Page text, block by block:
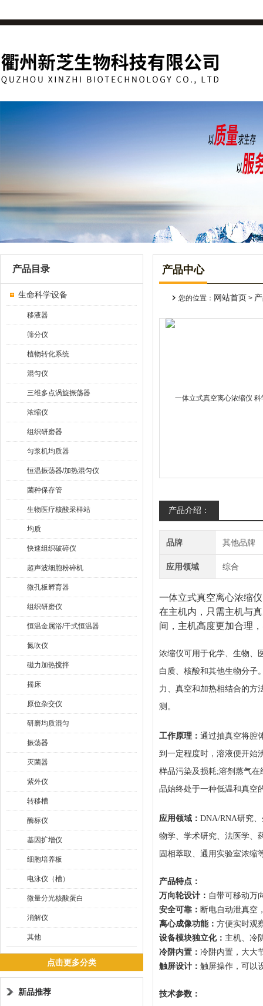
产品目录
生命科学设备
移液器
筛分仪
植物转化系统
混匀仪
三维多点涡旋振荡器
浓缩仪
组织研磨器
匀浆机均质器
恒温振荡器/加热混匀仪
菌种保存管
生物医疗核酸采样站
均质
快速组织破碎仪
超声波细胞粉碎机
微孔板孵育器
组织研磨仪
恒温金属浴/干式恒温器
氮吹仪
磁力加热搅拌
摇床
原位杂交仪
研磨均质混匀
振荡器
灭菌器
紫外仪
转移槽
酶标仪
基因扩增仪
细胞培养板
电泳仪（槽）
微量分光核酸蛋白
消解仪
其他
点击更多分类
新品推荐
产品中心
您的位置： 网站首页 >
产品介绍：
品牌 其他品牌
应用领域 综合
一体立式真空离心浓缩
在主机内，只需主机与
间，主机高度更加合理
浓缩仪可用于化学、生物、
白质、核酸和其他生物分子
力、真空和加热相结合的方
测。
工作原理： 通过抽真空将腔
到一定程度时，溶液便开始
样品污染及损耗;溶剂蒸气在
品始终处于一种低温和真空
应用领域： DNA/RNA研究
物学、学术研究、法医学、
固相萃取、通用实验室浓缩
产品特点：
万向轮设计： 自带可移动万
安全可靠： 断电自动泄真空
离心成像功能： 方便实时观
设备模块独立化： 主机、冷
冷阱内置： 冷阱内置，大大
触屏设计： 触屏操作，可以
技术参数：